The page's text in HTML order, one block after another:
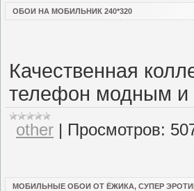
ОБОИ НА МОБИЛЬНИК 240*320
Качественная
телефон модным и
other | Просмотров:
МОБИЛЬНЫЕ ОБОИ ОТ ЁЖИКА, СУПЕР